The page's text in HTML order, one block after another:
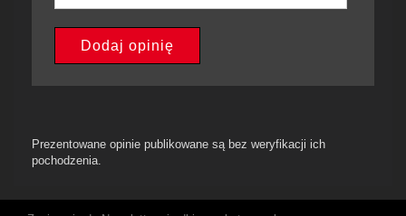
Dodaj opinię
Prezentowane opinie publikowane są bez weryfikacji ich
pochodzenia.